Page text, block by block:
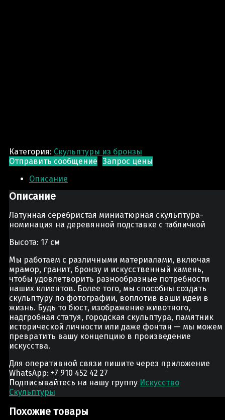
Категория: Скульптуры из бронзы
Отправить сообщение Запрос цены
Описание
Описание
Латунная серебристая миниатюрная скульптура-
номинация на деревянной подставке с табличкой
Высота: 17 см
Мы работаем с различными материалами, включая
мрамор, гранит, бронзу и искусственный камень,
чтобы удовлетворить разнообразные потребности
наших клиентов. Более того, мы способны создать
скульптуру по фотографии, воплотив ваши идеи в
жизнь. Будь то бюст, изображение животного,
надгробная статуя, городская скульптура, памятник
исторической личности или даже фонтан — мы можем
превратить вашу концепцию в произведение
искусства.
Для оперативной связи пишите через приложение
WhatsApp: +7 910 452 42 27
Подписывайтесь на нашу группу Искусство
Скульптуры
Похожие товары